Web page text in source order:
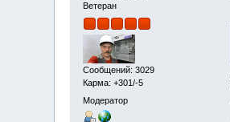
Ветеран
Сообщений: 3029
Карма: +301/-5
Модератор